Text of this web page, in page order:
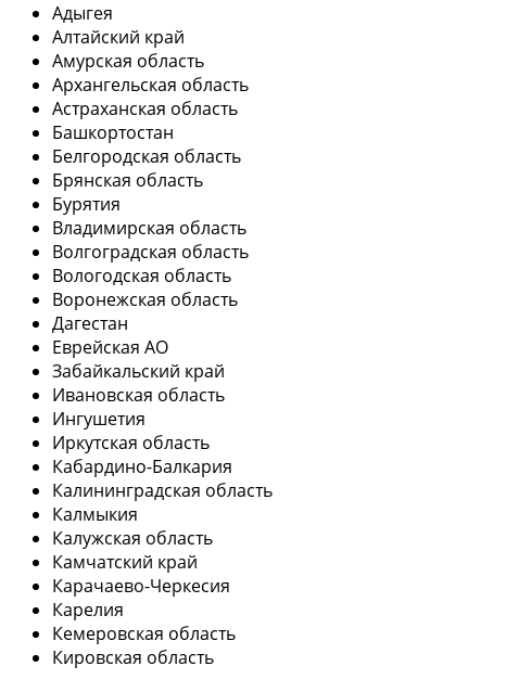
Адыгея
Алтайский край
Амурская область
Архангельская область
Астраханская область
Башкортостан
Белгородская область
Брянская область
Бурятия
Владимирская область
Волгоградская область
Вологодская область
Воронежская область
Дагестан
Еврейская АО
Забайкальский край
Ивановская область
Ингушетия
Иркутская область
Кабардино-Балкария
Калининградская область
Калмыкия
Калужская область
Камчатский край
Карачаево-Черкесия
Карелия
Кемеровская область
Кировская область